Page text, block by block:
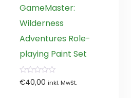
GameMaster:
Wilderness
Adventures Role-
playing Paint Set
0
von
€40,00 inkl. MwSt.